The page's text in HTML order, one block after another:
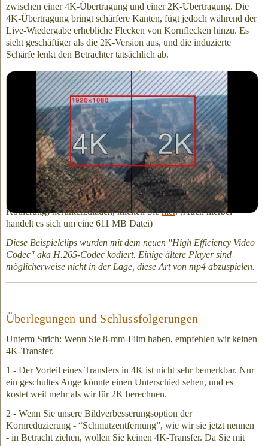
zwischen einer 4K-Übertragung und einer 2K-Übertragung. Die
4K-Übertragung bringt schärfere Kanten, fügt jedoch während der
Live-Wiedergabe erhebliche Flecken von Kornflecken hinzu. Es
sieht geschäftiger als die 2K-Version aus, und die induzierte
Schärfe lenkt den Betrachter tatsächlich ab.
Der rote Ausschnitt ist auf 1920 × 1080 Pixelgröße für die
Betrachtung auf einem Desktop-Monitor zugeschnitten.
MP4-Beispiele herunterladen
Um den mittleren,hineingezoomten, 2K-Ausschnittdes 4K-
Beispiels (mit H.264-Kodierung) herunterzuladen, klicken Sie
. Es hat 303 MB, also wird es einige Zeit zum Herunterladen
brauchen. Um dengroßen, 4K-Beispielclip (mit H.264-
Kodierung) herunterzuladen, klicken Siehier. (Auch hierbei
handelt es sich um eine 611 MB Datei)
Diese Beispielclips wurden mit dem neuen "High Efficiency Video
Codec" aka H.265-Codec kodiert. Einige ältere Player sind
möglicherweise nicht in der Lage, diese Art von mp4 abzuspielen.
Überlegungen und Schlussfolgerungen
Unterm Strich: Wenn Sie 8-mm-Film haben, empfehlen wir keinen
4K-Transfer.
1 - Der Vorteil eines Transfers in 4K ist nicht sehr bemerkbar. Nur
ein geschultes Auge könnte einen Unterschied sehen, und es
kostet weit mehr als wir für 2K berechnen.
2 - Wenn Sie unsere Bildverbesserungsoption der
Kornreduzierung - “Schmutzentfernung”, wie wir sie jetzt nennen
- in Betracht ziehen, wollen Sie keinen 4K-Transfer. Da Sie mit